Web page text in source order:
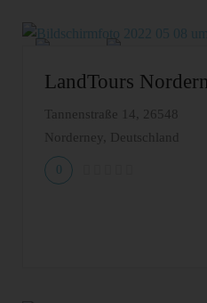
LandTours
Tannenstraße 14, 26548
Norderney, Deutschland
0